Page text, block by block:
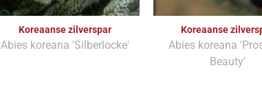
Koreaanse zilverspar
Abies koreana 'Silberlocke'
Koreaanse
Abies koreana
Beauty'